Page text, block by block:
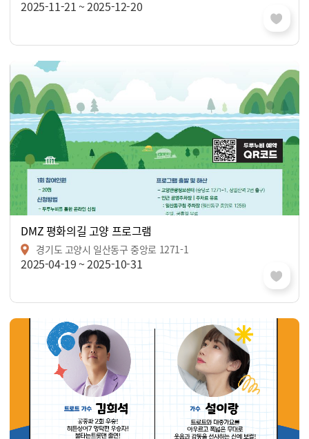
2025-11-21 ~ 2025-12-20
DMZ 평화의길 고양 프로그램
경기도 고양시 일산동구 중앙로 1271-1
2025-04-19 ~ 2025-10-31